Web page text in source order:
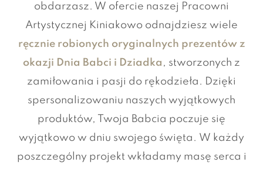
obdarzasz. W ofercie naszej Pracowni
Artystycznej Kiniakowo odnajdziesz wiele
ręcznie robionych oryginalnych prezentów z
okazji Dnia Babci i Dziadka , stworzonych z
zamiłowania i pasji do rękodzieła. Dzięki
spersonalizowaniu naszych wyjątkowych
produktów, Twoja Babcia poczuje się
wyjątkowo w dniu swojego święta. W każdy
poszczególny projekt wkładamy masę serca i